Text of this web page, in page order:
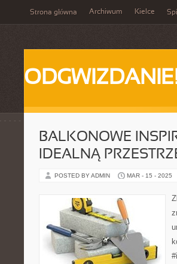
Strona główna Archiwum Kielce
BALKONOWE
IDEALNĄ
POSTED BY ADMIN MAR - 15 - 2025